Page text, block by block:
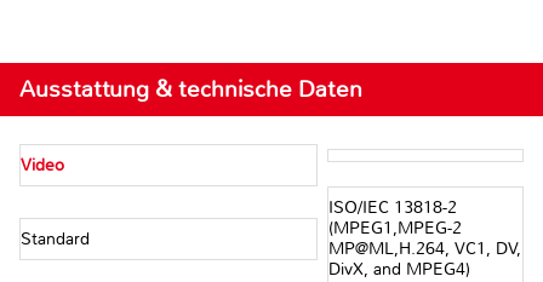
Ausstattung & technische Daten
Video
Standard
ISO/IEC 13818-2
(MPEG1,MPEG-2
MP@ML,H.264, VC1, DV,
DivX, and MPEG4)